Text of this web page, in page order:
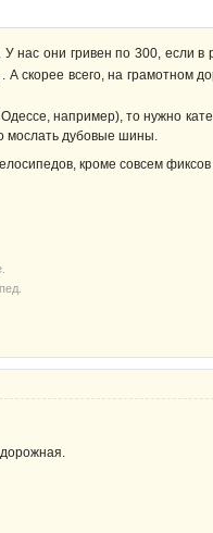
нас они гривен по 300, если
. А скорее всего, на грамотном
например), то нужно
мослать дубовые шины.
кроме совсем